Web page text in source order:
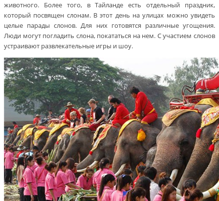
животного. Более того, в Тайланде есть отдельный праздник,
который посвящен слонам. В этот день на улицах можно увидеть
целые парады слонов. Для них готовятся различные угощения.
Люди могут погладить слона, покататься на нем. С участием слонов
устраивают развлекательные игры и шоу.